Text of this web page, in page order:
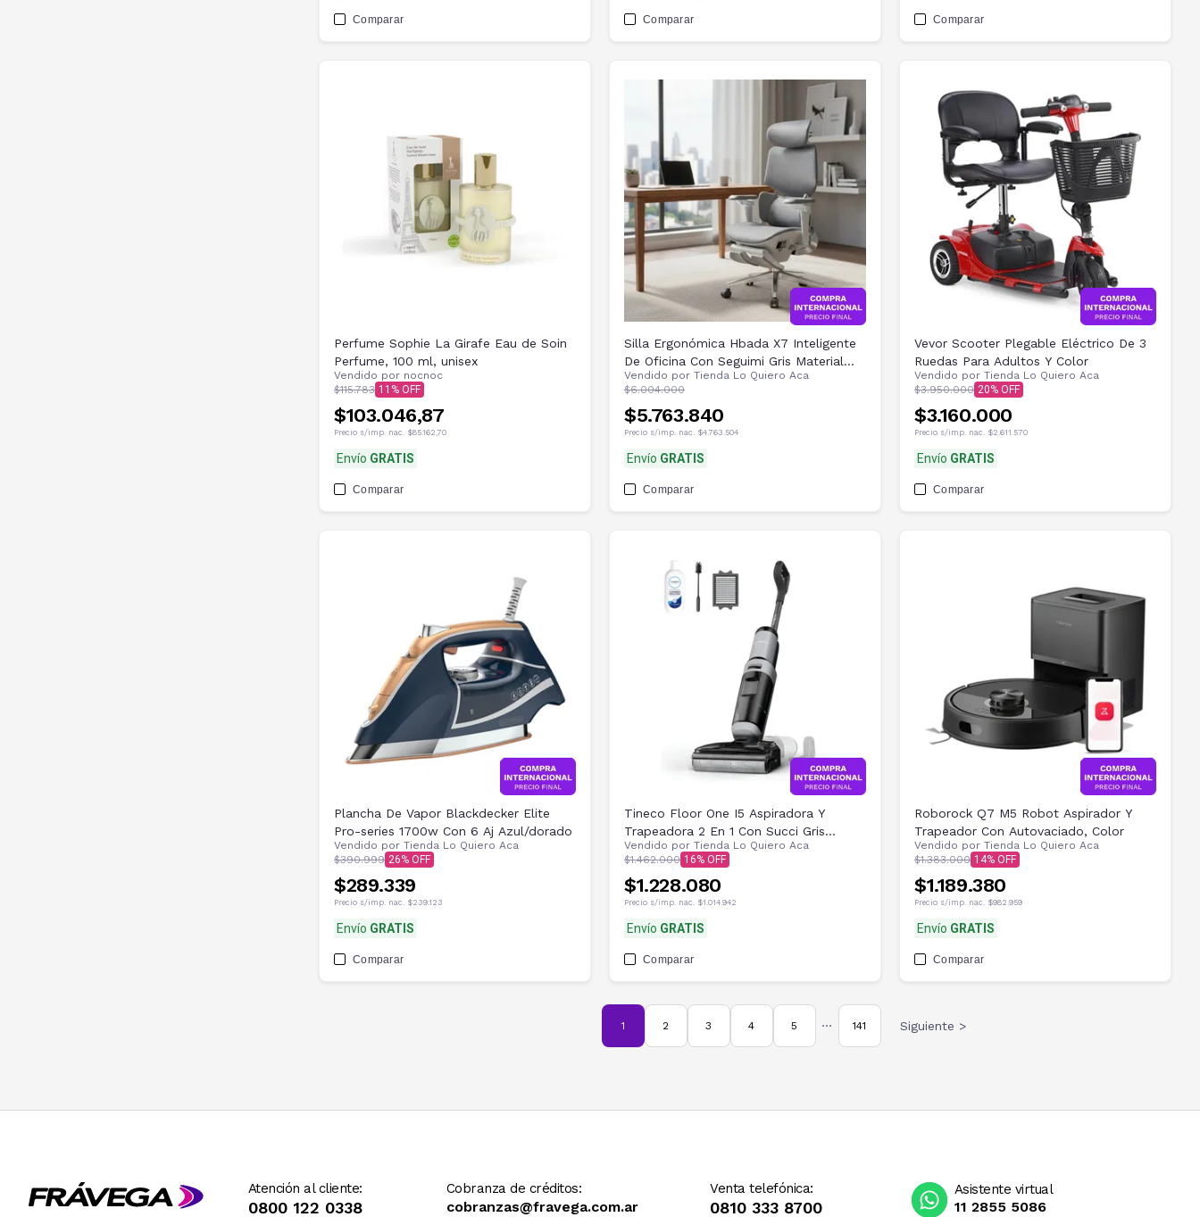
Comparar Comparar Comparar
Perfume Sophie La Girafe Eau de Soin
Perfume, 100 ml, unisex
Vendido por nocnoc
$115.783 11
$103.046,87
Precio s/imp. nac. $85.162,70
Envío GRATIS
Comparar
Silla Ergonómica Hbada X7 Inteligente
De Oficina Con Seguimi Gris Material
Del Tapizado
Vendido por Tienda Lo Quiero Aca
$6.004.000
$5.763.840
Precio s/imp. nac. $4.763.504
Envío GRATIS
Comparar
Vevor Scooter Plegable Eléctrico De 3
Ruedas Para Adultos Y Color
Vendido por Tienda Lo Quiero Aca
$3.950.000 20
$3.160.000
Precio s/imp. nac. $2.611.570
Envío GRATIS
Comparar
Plancha De Vapor Blackdecker Elite
Pro-series 1700w Con 6 Aj Azul/dorado
Vendido por Tienda Lo Quiero Aca
$390.999 26
$289.339
Precio s/imp. nac. $239.123
Envío GRATIS
Comparar
Tineco Floor One I5 Aspiradora Y
Trapeadora 2 En 1 Con Succi Gris
Oscuro
Vendido por Tienda Lo Quiero Aca
$1.462.000 16
$1.228.080
Precio s/imp. nac. $1.014.942
Envío GRATIS
Comparar
Roborock Q7 M5 Robot Aspirador Y
Trapeador Con Autovaciado, Color
Vendido por Tienda Lo Quiero Aca
$1.383.000 14
$1.189.380
Precio s/imp. nac. $982.959
Envío GRATIS
Comparar
1 2 3 4 5 ••• 141 Siguiente >
Atención al cliente:
0800 122 0338
Cobranza de créditos:
cobranzas@fravega.com.ar
Venta telefónica:
0810 333 8700
Asistente virtual
11 2855 5086